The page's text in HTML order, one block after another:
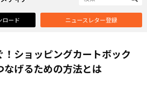
ロード ニュースレター登録
！ショッピングカートボック
なげるための方法とは